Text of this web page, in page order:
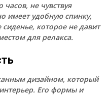
не чувствуя
имеет удобную спинку,
которое не давит
для релакса.
дизайном, который
Его формы и